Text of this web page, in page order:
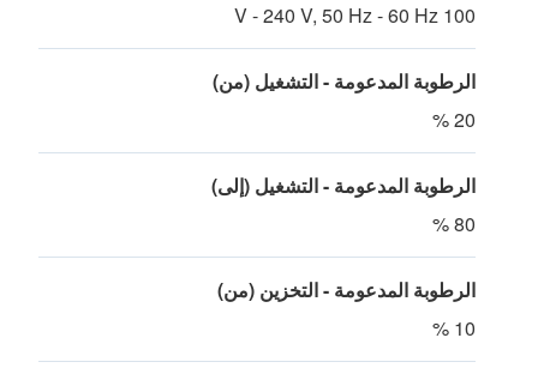
100 V - 240 V, 50 Hz - 60 Hz
الرطوبة المدعومة - التشغيل (من)
20 %
الرطوبة المدعومة - التشغيل (إلى)
80 %
الرطوبة المدعومة - التخزين (من)
10 %